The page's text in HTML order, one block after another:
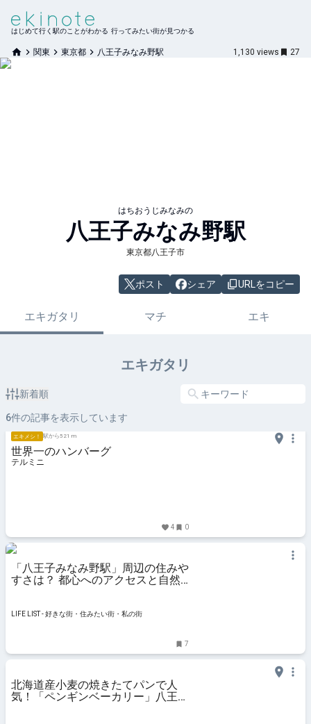
はじめて行く駅のことがわかる 行ってみたい街が見つかる
関東 東京都 八王子みなみ野駅 1,130 views 27
はちおうじみなみの
八王子みなみ野駅
東京都八王子市
ポスト シェア URLをコピー
エキガタリ マチ エキ
エキガタリ
新着順
6件の記事を表示しています
エキメシ！ 駅から521 m
世界一のハンバーグ
テルミニ
4 0
「八王子みなみ野駅」周辺の住みや
すさは？ 都心へのアクセスと自然
街
LIFE LIST - 好きな街・住みたい街・私の街
7
北海道産小麦の焼きたてパンで人
気！「ペンギンベーカリー」八王子